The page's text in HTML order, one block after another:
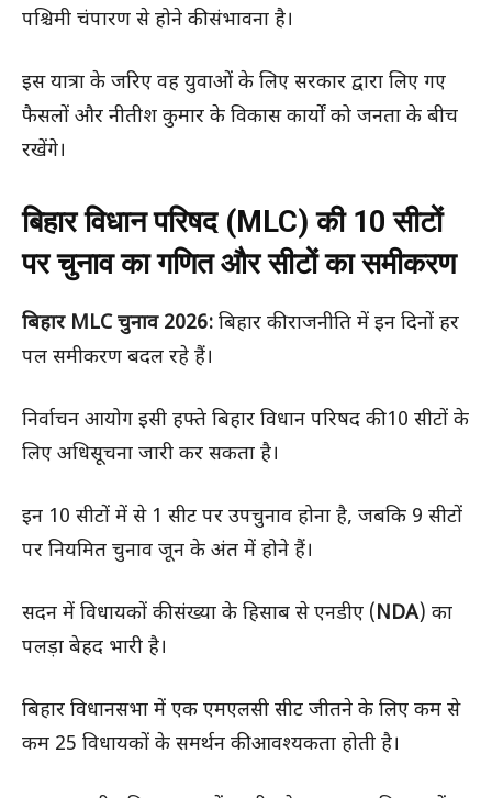
पश्चिमी चंपारण से होने की संभावना है।
इस यात्रा के जरिए वह युवाओं के लिए सरकार द्वारा लिए गए
फैसलों और नीतीश कुमार के विकास कार्यों को जनता के बीच
रखेंगे।
बिहार विधान परिषद (MLC) की 10 सीटों
पर चुनाव का गणित और सीटों का समीकरण
बिहार MLC चुनाव 2026: बिहार की राजनीति में इन दिनों हर
पल समीकरण बदल रहे हैं।
निर्वाचन आयोग इसी हफ्ते बिहार विधान परिषद की 10 सीटों के
लिए अधिसूचना जारी कर सकता है।
इन 10 सीटों में से 1 सीट पर उपचुनाव होना है, जबकि 9 सीटों
पर नियमित चुनाव जून के अंत में होने हैं।
सदन में विधायकों की संख्या के हिसाब से एनडीए (NDA) का
पलड़ा बेहद भारी है।
बिहार विधानसभा में एक एमएलसी सीट जीतने के लिए कम से
कम 25 विधायकों के समर्थन की आवश्यकता होती है।